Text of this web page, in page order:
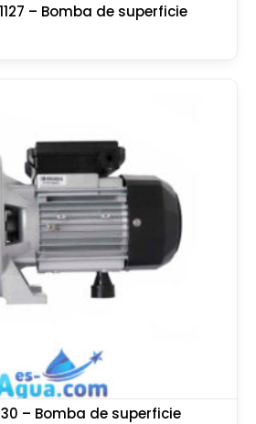
– Bomba de superficie
– Bomba de superficie